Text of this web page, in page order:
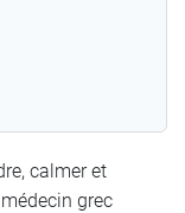
calmer et
grec